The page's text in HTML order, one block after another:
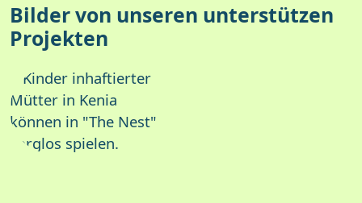
Bilder von unseren unterstützen
Projekten
Arts and Crafts
in Uganda